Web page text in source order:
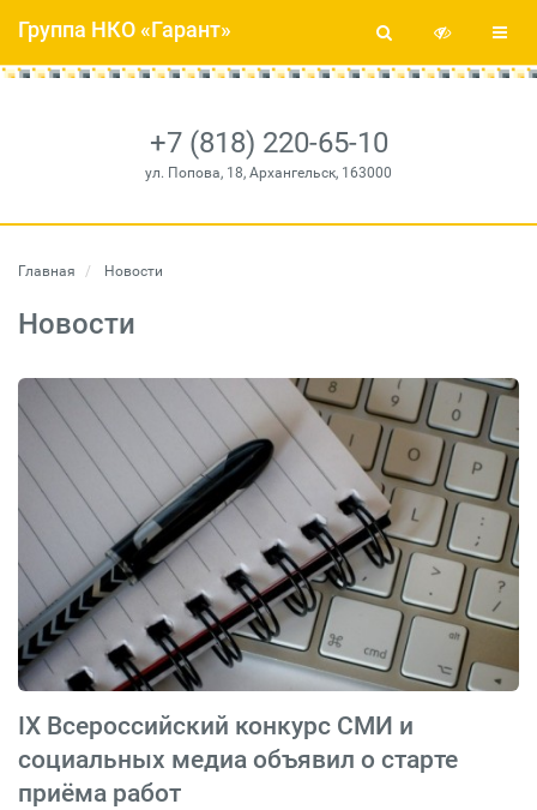
+7 (818) 220-65-10
ул. Попова, 18, Архангельск, 163000
Группа НКО «Гарант»
Главная Новости
Новости
IX Всероссийский конкурс СМИ и
социальных медиа объявил о старте
приёма работ